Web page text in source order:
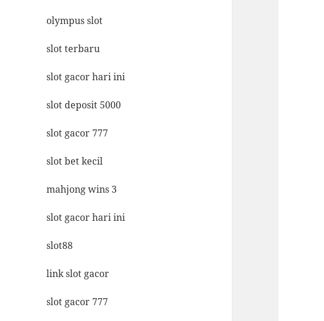
olympus slot
slot terbaru
slot gacor hari ini
slot deposit 5000
slot gacor 777
slot bet kecil
mahjong wins 3
slot gacor hari ini
slot88
link slot gacor
slot gacor 777